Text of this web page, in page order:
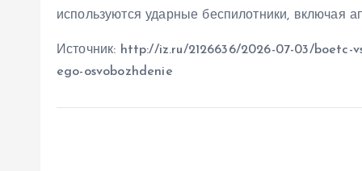
используются ударные беспилотники, включая
Источник: http://iz.ru/2126636/2026-07-03/
ego-osvobozhdenie